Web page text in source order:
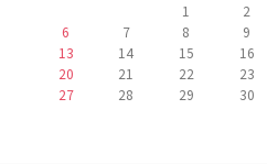
1
2
6
7 8 9
13
14 15 16
20
21 22 23
27
28 29 30